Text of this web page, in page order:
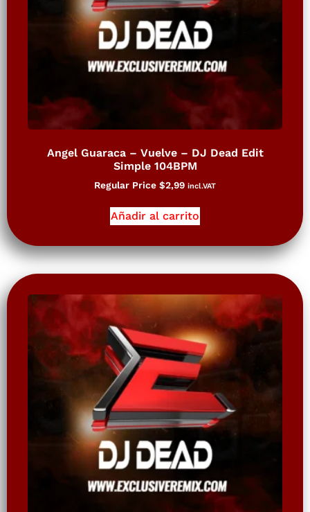
Angel Guaraca – Vuelve – DJ Dead Edit
Simple 104BPM
Regular Price $2,99 incl.VAT
Añadir al carrito